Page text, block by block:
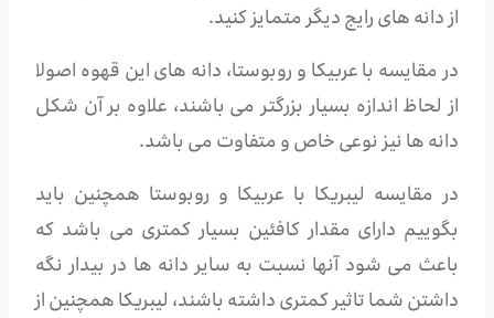
از دانه های رایج دیگر متمایز کنید.
در مقایسه با عربیکا و روبوستا، دانه های این قهوه اصولا
از لحاظ اندازه بسیار بزرگتر می باشند، علاوه بر آن شکل
دانه ها نیز نوعی خاص و متفاوت می باشد.
در مقایسه لیبریکا با عربیکا و روبوستا همچنین باید
بگوییم دارای مقدار کافئین بسیار کمتری می باشد که
باعث می شود آنها نسبت به سایر دانه ها در بیدار نگه
داشتن شما تاثیر کمتری داشته باشند، لیبریکا همچنین از